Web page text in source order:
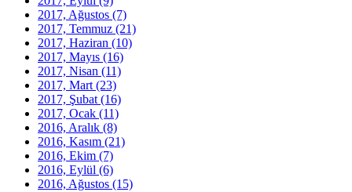
2017, Ağustos (7)
2017, Temmuz (21)
2017, Haziran (10)
2017, Mayıs (16)
2017, Nisan (11)
2017, Mart (23)
2017, Şubat (16)
2017, Ocak (11)
2016, Aralık (8)
2016, Kasım (21)
2016, Ekim (7)
2016, Eylül (6)
2016, Ağustos (15)